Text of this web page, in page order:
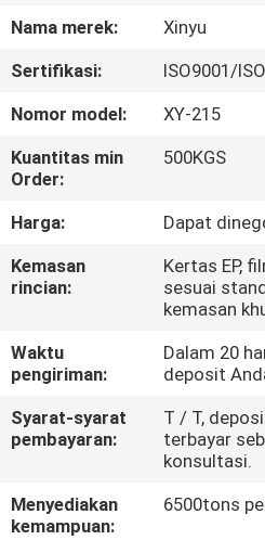
TAMPILAN
VR
TENTANG
KAMI
TUR
PABRIK
KONTROL
KUALITAS
HUBUNGI
Nama merek:
Xinyu
Sertifikasi:
ISO9001/
Nomor model:
XY-215
Kuantitas min
Order:
500KGS
Harga:
Dapat
Kemasan
rincian:
Kertas EP,
sesuai
kemasan
Waktu
pengiriman:
Dalam 20
deposit
Syarat-syarat
pembayaran:
T / T,
terbayar
konsultasi.
Menyediakan
kemampuan:
6500tons